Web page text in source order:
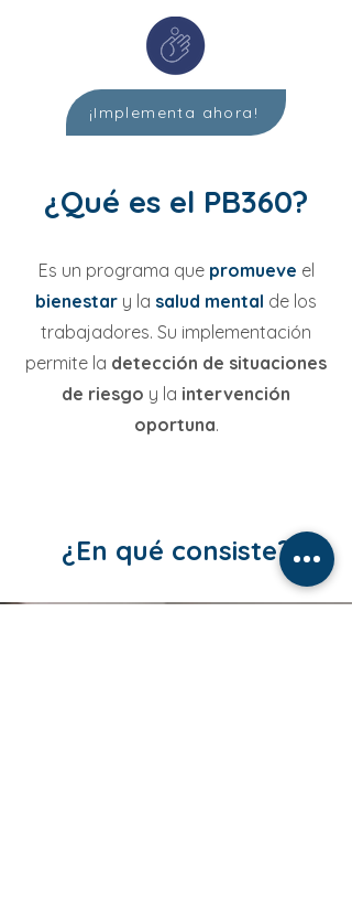
¡Implementa ahora!
¿Qué es el PB360?
Es un programa que promueve el
bienestar y la salud mental de los
trabajadores. Su implementación
permite la detección de situaciones
de riesgo y la intervención
oportuna.
¿En qué consiste?